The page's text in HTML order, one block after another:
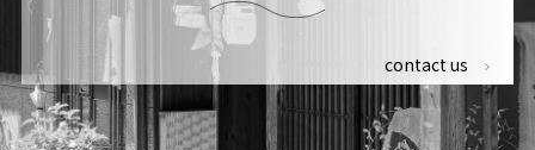
contact us